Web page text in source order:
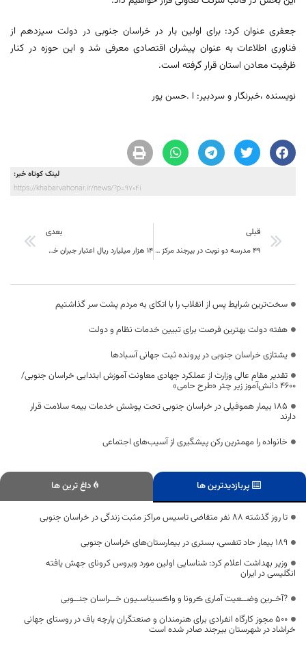
جعفری عنوان کرد: برای اولین بار در خراسان جنوبی در دولت سیزدهم از
فناوری اطلاعات به عنوان پیشران اقتصادی معرفی شد و این حوزه در کنار
ظرفیت معادن استان قرار گرفته است.
نویسنده ،خبرنگار و سردبیر: ا .حسن پور
لینک کوتاه خبر:
https://khabarvahonar.ir/news/?p=97041
قبلی
۴۹ مدرسه دو نوبت در بیرجند مرکز خراسان جنوبی فعالیت دارد
بعدی
۱۴ هزار میلیارد ریال اعتبار جبران خسارت سیل به خراسان جنوبی اختصاص یافت
سخت‌ترین شرایط پس از انقلاب را با اتکای به مردم پشت سر گذاشتیم
هفته دولت بهترین فرصت برای تبیین خدمات نظام و دولت
یشتازی خراسان جنوبی در پرونده ثبت جهانی آسبادها
تقدیر مقام عالی وزارت از عملکرد جهادی معاونت آموزش ابتدایی خراسان جنوبی/
۴۶۰۰ دانش‌آموز زیر چتر «طرح حامی»
۱۸۵ بیمار هموفیلی در خراسان جنوبی تحت پوشش خدمات بیمه سلامت قرار
دارند
خانواده را مهمترین رکن پیشگیری از آسیب‌های اجتماعی
پربازدیدترین ها داغ ترین ها
تا روز گذشته 88 نفر متقاضی تاسیس مراکز مثبت زندگی در خراسان جنوبی
189 بیمار حاد تنفسی، بستری در بیمارستان‌های خراسان جنوبی
وزیر بهداشت اعلام کرد: شناسایی اولین مورد ویروس کرونای جهش یافته
انگلیسی در ایران
?آخـرین وضــعیت آماری ڪرونا و واڪسیناسـیون خــراسان جنــوبی
۵۰۰ مجوز کارگاه انفرادی برای هنرمندان و صنعتگران پارچه باف در روستای جهانی
خراشاد در شهرستان بیرجند صادر شده است